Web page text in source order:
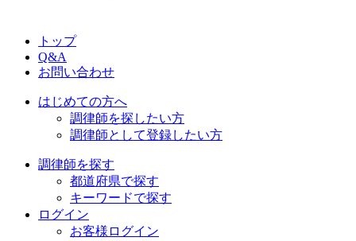
トップ
Q&A
お問い合わせ
はじめての方へ
調律師を探したい方
調律師として登録したい方
調律師を探す
都道府県で探す
キーワードで探す
ログイン
お客様ログイン